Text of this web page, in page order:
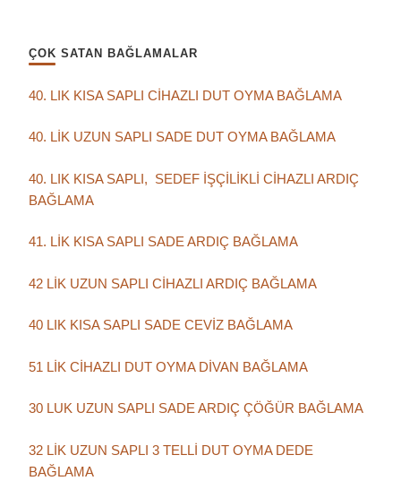
ÇOK SATAN BAĞLAMALAR
40. LIK KISA SAPLI CİHAZLI DUT OYMA BAĞLAMA
40. LİK UZUN SAPLI SADE DUT OYMA BAĞLAMA
40. LIK KISA SAPLI, SEDEF İŞÇİLİKLİ CİHAZLI ARDIÇ
BAĞLAMA
41. LİK KISA SAPLI SADE ARDIÇ BAĞLAMA
42 LİK UZUN SAPLI CİHAZLI ARDIÇ BAĞLAMA
40 LIK KISA SAPLI SADE CEVİZ BAĞLAMA
51 LİK CİHAZLI DUT OYMA DİVAN BAĞLAMA
30 LUK UZUN SAPLI SADE ARDIÇ ÇÖĞÜR BAĞLAMA
32 LİK UZUN SAPLI 3 TELLİ DUT OYMA DEDE
BAĞLAMA